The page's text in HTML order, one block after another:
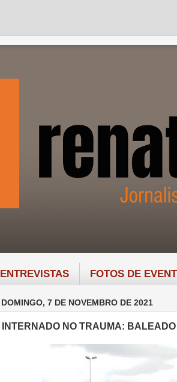
ENTREVISTAS FOTOS DE
DOMINGO, 7 DE NOVEMBRO DE 2021
INTERNADO NO TRAUMA: